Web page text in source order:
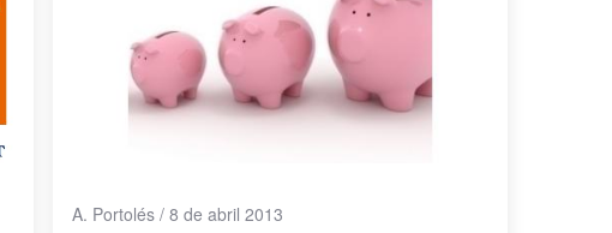
A. Portolés/ 8 de abril 2013